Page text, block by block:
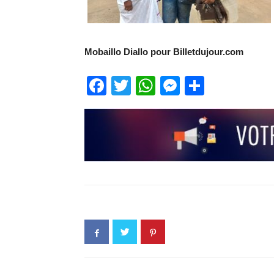
Mobaillo Diallo pour Billetdujour.com
Facebook
TwitterWhatsApp